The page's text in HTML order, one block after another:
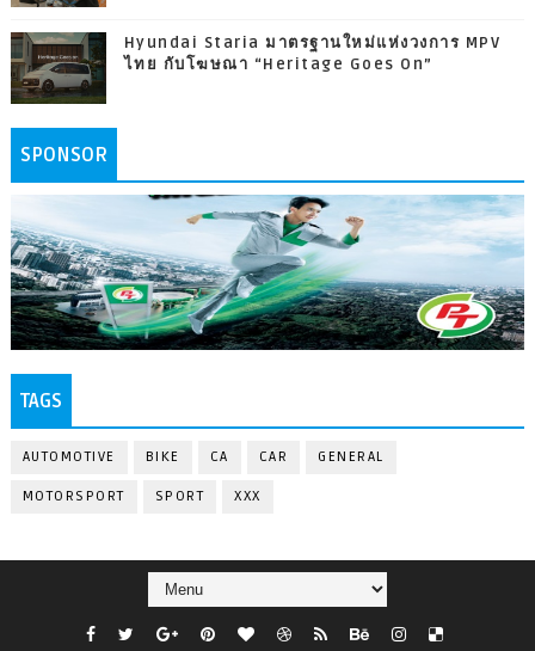
Hyundai Staria มาตรฐานใหม่แห่งวงการ MPV
ไทย กับโฆษณา “Heritage Goes On”
SPONSOR
TAGS
AUTOMOTIVE BIKE CA CAR GENERAL
MOTORSPORT SPORT XXX